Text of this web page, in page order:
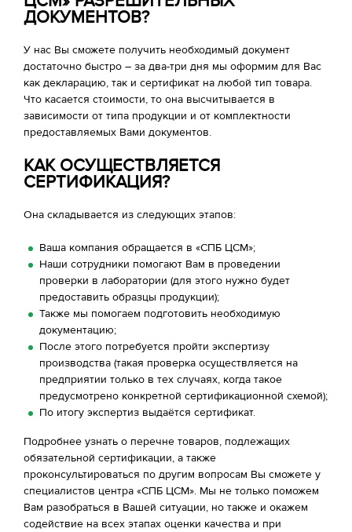
ДОКУМЕНТОВ?
У нас Вы сможете получить необходимый документ
достаточно быстро – за два-три дня мы оформим для Вас
как декларацию, так и сертификат на любой тип товара.
Что касается стоимости, то она высчитывается в
зависимости от типа продукции и от комплектности
предоставляемых Вами документов.
КАК ОСУЩЕСТВЛЯЕТСЯ
СЕРТИФИКАЦИЯ?
Она складывается из следующих этапов:
Ваша компания обращается в «СПБ ЦСМ»;
Наши сотрудники помогают Вам в проведении
проверки в лаборатории (для этого нужно будет
предоставить образцы продукции);
Также мы помогаем подготовить необходимую
документацию;
После этого потребуется пройти экспертизу
производства (такая проверка осуществляется на
предприятии только в тех случаях, когда такое
предусмотрено конкретной сертификационной схемой);
По итогу экспертиз выдаётся сертификат.
Подробнее узнать о перечне товаров, подлежащих
обязательной сертификации, а также
проконсультироваться по другим вопросам Вы сможете у
специалистов центра «СПБ ЦСМ». Мы не только поможем
Вам разобраться в Вашей ситуации, но также и окажем
содействие на всех этапах оценки качества и при